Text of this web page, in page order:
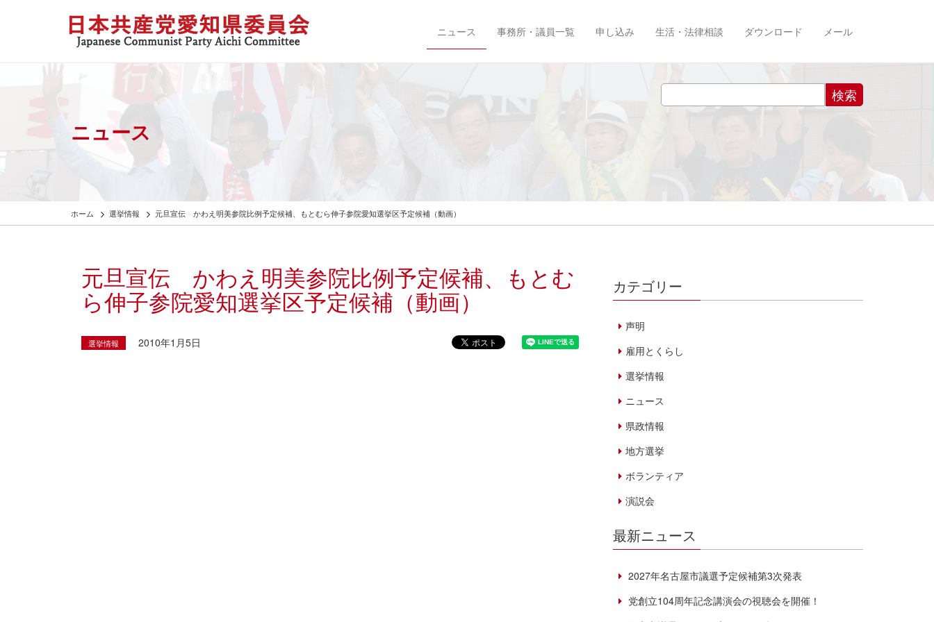
ニュース 事務所・議員一覧 申し込み 生活・法律相談 ダウンロード メール
ニュース
ホーム 選挙情報 元旦宣伝 かわえ明美参院比例予定候補、もとむら伸子参院愛知選挙区予定候補（動画）
元旦宣伝 かわえ明美参院比例予定候補、もとむ
ら伸子参院愛知選挙区予定候補（動画）
選挙情報 2010年1月5日
カテゴリー
声明
雇用とくらし
選挙情報
ニュース
県政情報
地方選挙
ボランティア
演説会
最新ニュース
2027年名古屋市議選予定候補第3次発表
党創立104周年記念講演会の視聴会を開催！